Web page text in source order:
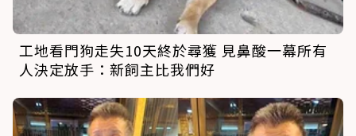
工地看門狗走失10天終於尋獲 見鼻酸一幕所有
人決定放手：新飼主比我們好